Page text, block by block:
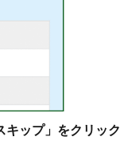
キップ」をクリック